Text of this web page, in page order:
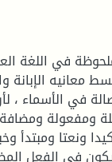
في اللغة
معانيه الإبانة
في الأسماء ،
ومفعولة ومضافة
ونعتا ومبتدأ
في الفعل